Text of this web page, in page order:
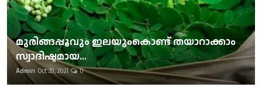
മുരിങ്ങപ്പൂവും ഇലയുംകൊണ്ട് തയാറാക്കാം
സ്വാദിഷ്ടമായ...
Admin Oct 29, 2021 0